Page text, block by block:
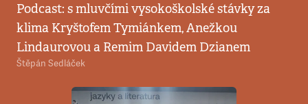
Podcast: s mluvčími vysokoškolské stávky za
klima Kryštofem Tymiánkem, Anežkou
Lindaurovou a Remim Davidem Dzianem
Štěpán Sedláček